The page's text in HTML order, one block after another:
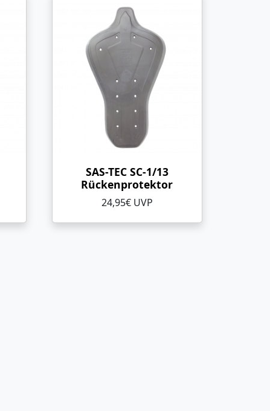
SAS-TEC SC-1/13
Rückenprotektor
24,95€ UVP